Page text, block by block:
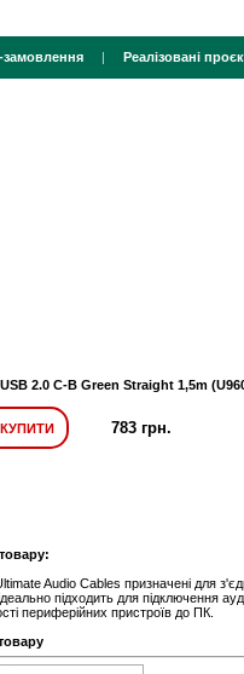
замовлення | Реалізовані
2.0 C-B Green Straight 1,5m
КУПИТИ 783 грн.
Audio Cables призначені для
підходить для підключення
периферійних пристроїв до ПК.